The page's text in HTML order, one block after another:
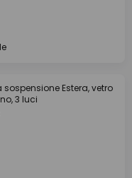
Estera, vetro
3 luci